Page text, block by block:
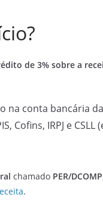
de 3% sobre a
na conta bancária
Cofins, IRPJ e
chamado PER/DCOMP
.